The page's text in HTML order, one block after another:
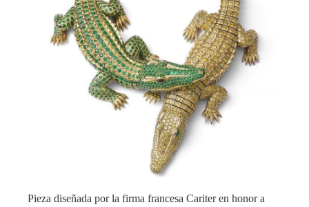
Pieza diseñada por la firma francesa Cariter en honor a